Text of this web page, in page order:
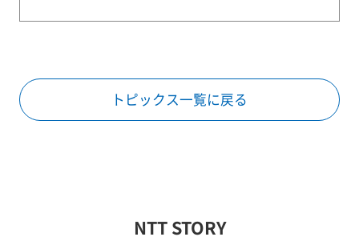
トピックス一覧に戻る
NTT STORY